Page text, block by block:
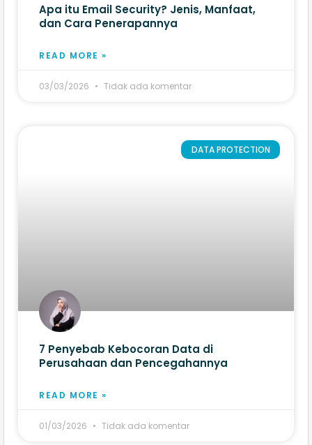
Apa itu Email Security? Jenis, Manfaat,
dan Cara Penerapannya
READ MORE »
03/03/2026 Tidak ada komentar
DATA PROTECTION
7 Penyebab Kebocoran Data di
Perusahaan dan Pencegahannya
READ MORE »
01/03/2026 Tidak ada komentar